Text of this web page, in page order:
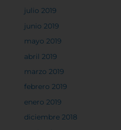
julio 2019
junio 2019
mayo 2019
abril 2019
marzo 2019
febrero 2019
enero 2019
diciembre 2018